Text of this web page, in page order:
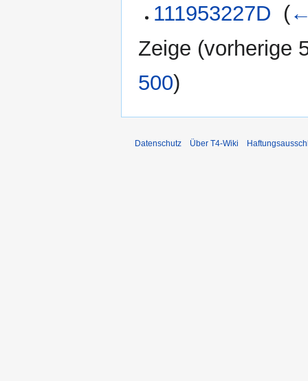
111953227D (
Zeige (vorherige
500)
Datenschutz Über T4-Wiki